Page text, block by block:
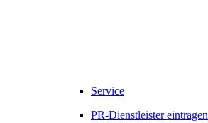
Service
PR-Dienstleister eintragen